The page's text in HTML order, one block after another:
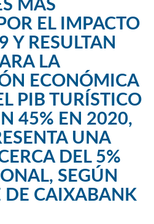
EL IMPACTO
Y RESULTAN
LA
ECONÓMICA
PIB TURÍSTICO
45% EN 2020,
UNA
DEL 5%
SEGÚN
CAIXABANK